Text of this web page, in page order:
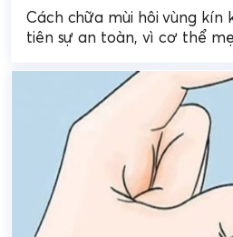
Cách chữa mùi hôi vùng kín
tiên sự an toàn, vì cơ thể